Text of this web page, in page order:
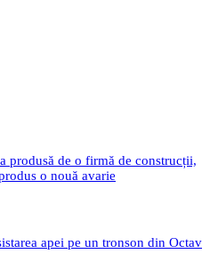
produsă de o firmă de construcții,
o nouă avarie
apei pe un tronson din Octav